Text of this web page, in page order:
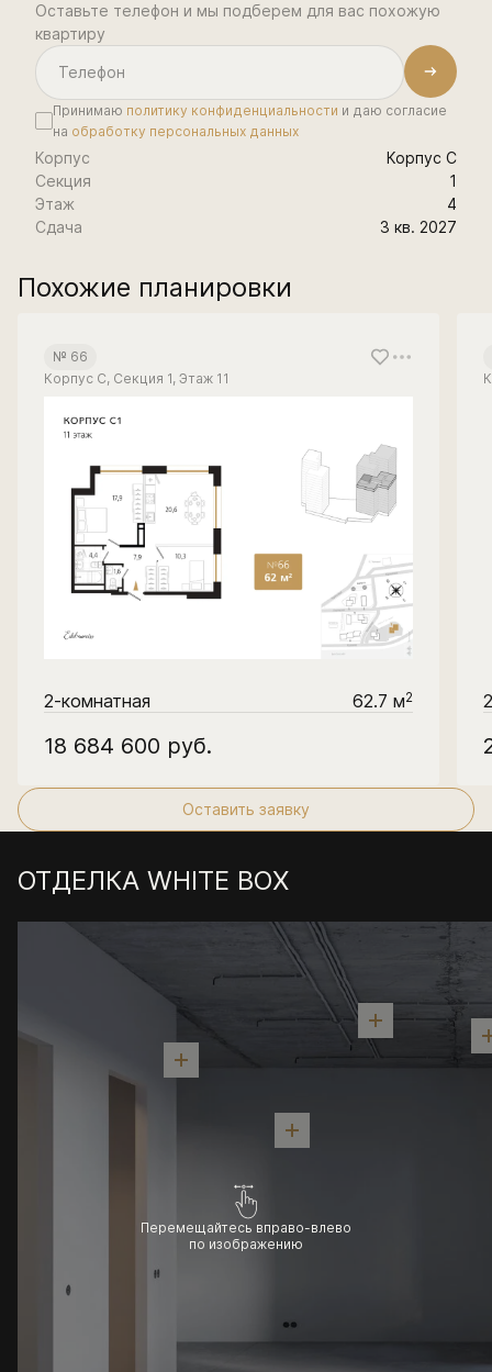
Оставьте телефон и мы подберем для вас похожую
квартиру
Принимаю политику конфиденциальности и даю согласие
на обработку персональных данных
Корпус
Корпус С
Секция
1
Этаж
4
Сдача
3 кв. 2027
Похожие планировки
№ 66
Корпус С, Секция 1, Этаж 11
2-комнатная 62.7 м2
18 684 600 руб.
Оставить заявку
ОТДЕЛКА WHITE BOX
Перемещайтесь вправо-влево
по изображению